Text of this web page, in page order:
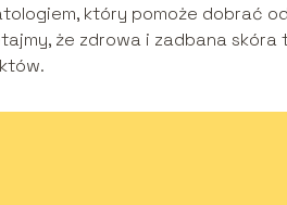
który pomoże dobrać
że zdrowa i zadbana